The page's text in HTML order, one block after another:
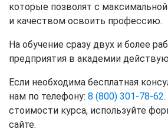
которые позволят с
и качеством освоить профессию.
На обучение сразу двух и более
предприятия в академии
Если необходима бесплатная
нам по телефону: 8 (800) 301-78-62
стоимости курса, используйте
сайте.